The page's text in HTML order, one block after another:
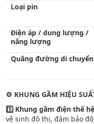
Loại pin
Điện áp / dung lượng /
năng lượng
Quãng đường di chuyển
⚙️ KHUNG GẦM HIỆU
1️Khung gầm điện thế
vệ sinh đô thị, đảm bảo